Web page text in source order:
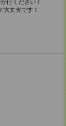
けください！
大丈夫です！